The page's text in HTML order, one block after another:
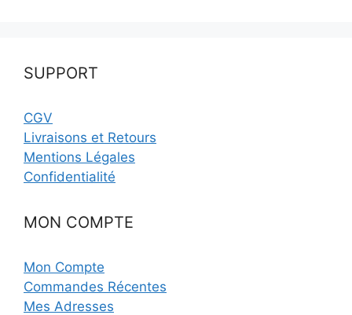
SUPPORT
CGV
Livraisons et Retours
Mentions Légales
Confidentialité
MON COMPTE
Mon Compte
Commandes Récentes
Mes Adresses